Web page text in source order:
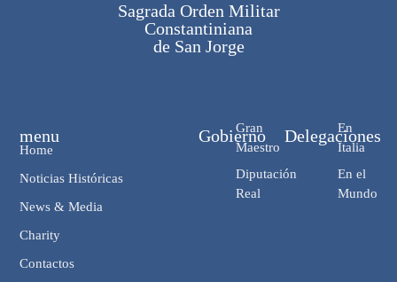
Sagrada Orden Militar
Constantiniana
de San Jorge
Gobierno
Gran
Maestro
Diputación
Real
Delegaciones
En
Italia
En el
Mundo
menu
Home
Noticias Históricas
News & Media
Charity
Contactos